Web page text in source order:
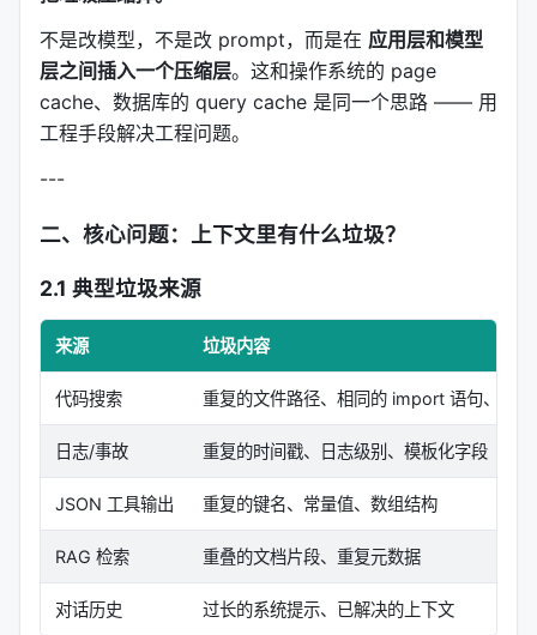
不是改模型，不是改 prompt，而是在 应用层和模型
层之间插入一个压缩层。这和操作系统的 page
cache、数据库的 query cache 是同一个思路 —— 用
工程手段解决工程问题。
---
二、核心问题：上下文里有什么垃圾？
2.1 典型垃圾来源
来源 垃圾内容
代码搜索 重复的文件路径、相同的 import 语句、结构
日志/事故 重复的时间戳、日志级别、模板化字段
JSON 工具输出 重复的键名、常量值、数组结构
RAG 检索 重叠的文档片段、重复元数据
对话历史 过长的系统提示、已解决的上下文